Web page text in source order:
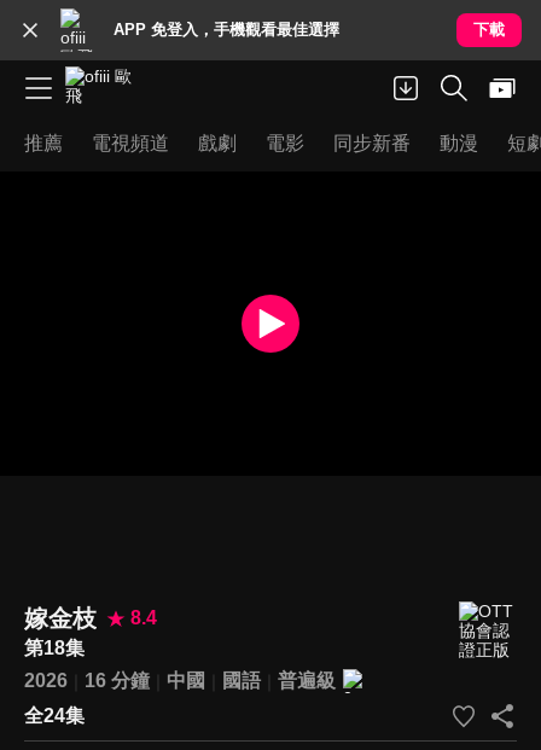
APP 免登入，手機觀看最佳選擇 下載
推薦 電視頻道 戲劇 電影 同步新番 動漫 短
嫁金枝
8.4
第18集
2026
16 分鐘 中國 國語
普遍級
全24集